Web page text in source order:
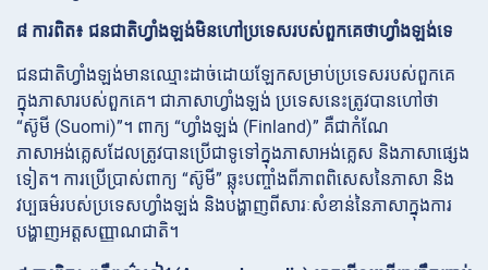
៨ ការពិត៖ ជនជាតិហ្វាំងឡង់មិនហៅប្រទេសរបស់ពួកគេថាហ្វាំងឡង់ទេ
ជនជាតិហ្វាំងឡង់មានឈ្មោះដាច់ដោយឡែកសម្រាប់ប្រទេសរបស់ពួកគេ
ក្នុងភាសារបស់ពួកគេ។ ជាភាសាហ្វាំងឡង់ ប្រទេសនេះត្រូវបានហៅថា
“ស៊ូមី (Suomi)”។ ពាក្យ “ហ្វាំងឡង់ (Finland)” គឺជាកំណែ
ភាសាអង់គ្លេសដែលត្រូវបានប្រើជាទូទៅក្នុងភាសាអង់គ្លេស និងភាសាផ្សេង
ទៀត។ ការប្រើប្រាស់ពាក្យ “ស៊ូមី” ឆ្លុះបញ្ចាំងពីភាពពិសេសនៃភាសា និង
វប្បធម៌របស់ប្រទេសហ្វាំងឡង់ និងបង្ហាញពីសារៈសំខាន់នៃភាសាក្នុងការ
បង្ហាញអត្តសញ្ញាណជាតិ។